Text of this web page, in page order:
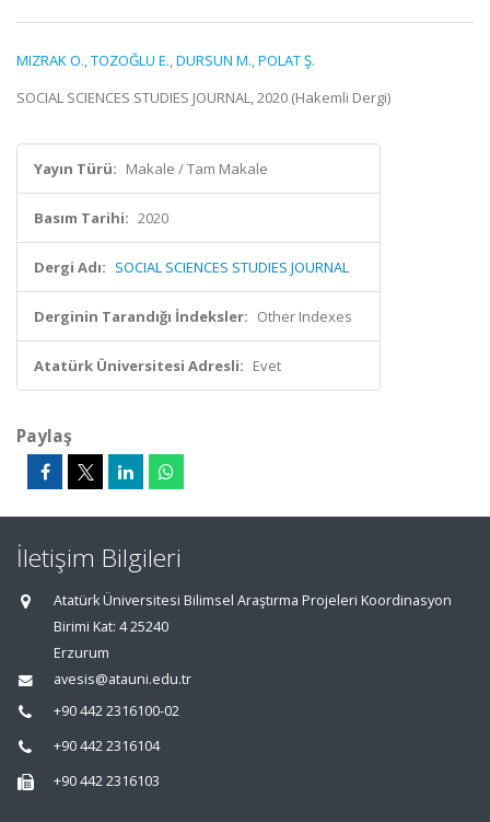
MIZRAK O.,TOZOĞLU E.,DURSUN M.,POLAT Ş.
SOCIAL SCIENCES STUDIES JOURNAL, 2020 (Hakemli Dergi)
Yayın Türü: Makale / Tam Makale
Basım Tarihi: 2020
Dergi Adı: SOCIAL SCIENCES STUDIES JOURNAL
Derginin Tarandığı İndeksler: Other Indexes
Atatürk Üniversitesi Adresli: Evet
Paylaş
İletişim Bilgileri
Atatürk Üniversitesi Bilimsel Araştırma Projeleri Koordinasyon
Birimi Kat: 4 25240
Erzurum
avesis@atauni.edu.tr
+90 442 2316100-02
+90 442 2316104
+90 442 2316103